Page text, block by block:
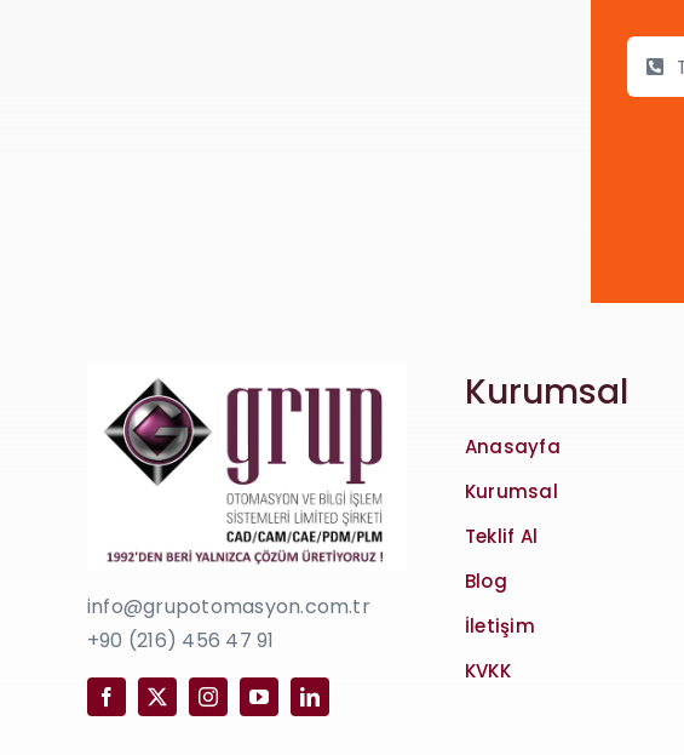
info@grupotomasyon.com.tr
+90 (216) 456 47 91
Kurumsal
Anasayfa
Kurumsal
Teklif Al
Blog
İletişim
KVKK